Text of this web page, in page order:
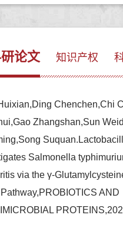
论文 知识产权
Chenchen,Chi
Zhangshan,Sun
Salmonella
via the γ-
AND